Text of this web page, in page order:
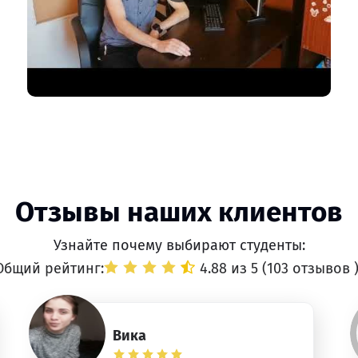
Отзывы наших клиентов
Узнайте почему выбирают студенты:
рейтинг:
4.88 из 5 (103 отзывов )
Вика